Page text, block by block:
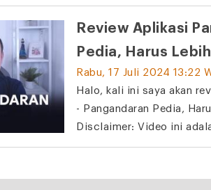
Review Aplikasi
Pedia, Harus
Rabu, 17 Juli 2024 13:22
Halo, kali ini saya akan
- Pangandaran Pedia,
Disclaimer: Video ini